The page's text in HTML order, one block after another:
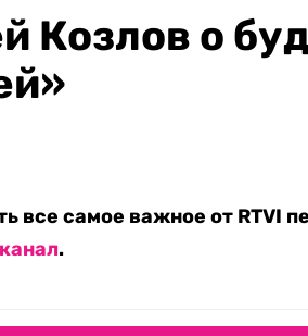
Козлов о
все самое важное от RTVI
.